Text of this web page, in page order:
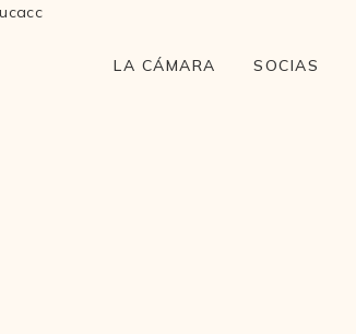
LA CÁMARA SOCIAS